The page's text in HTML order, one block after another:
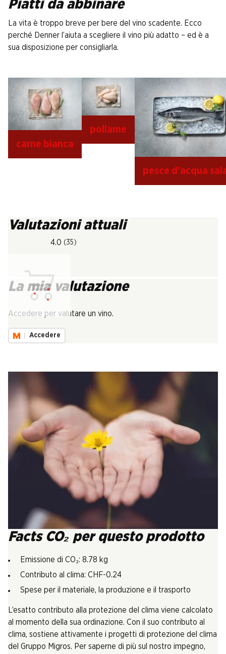
Piatti da abbinare
La vita è troppo breve per bere del vino scadente. Ecco
perché Denner l’aiuta a scegliere il vino più adatto – ed è a
sua disposizione per consigliarla.
carne bianca
pollame
pesce d’acqua
Valutazioni attuali
4.0 (35)
La mia valutazione
Accedere per valutare un vino.
Accedere
Facts CO₂ per questo prodotto
Emissione di CO₂: 8.78 kg
Contributo al clima: CHF-0.24
Spese per il materiale, la produzione e il trasporto
L’esatto contributo alla protezione del clima viene calcolato
al momento della sua ordinazione. Con il suo contributo al
clima, sostiene attivamente i progetti di protezione del clima
del Gruppo Migros. Per saperne di più sul nostro impegno,